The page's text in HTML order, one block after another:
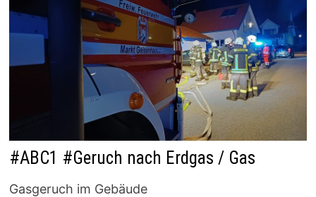
#ABC1 #Geruch nach Erdgas / Gas
Gasgeruch im Gebäude